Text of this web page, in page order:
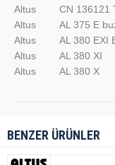
Altus
CN 136121
Altus
AL 375 E
Altus
AL 380 EXI
Altus
AL 380 XI
Altus
AL 380 X
BENZER ÜRÜNLER